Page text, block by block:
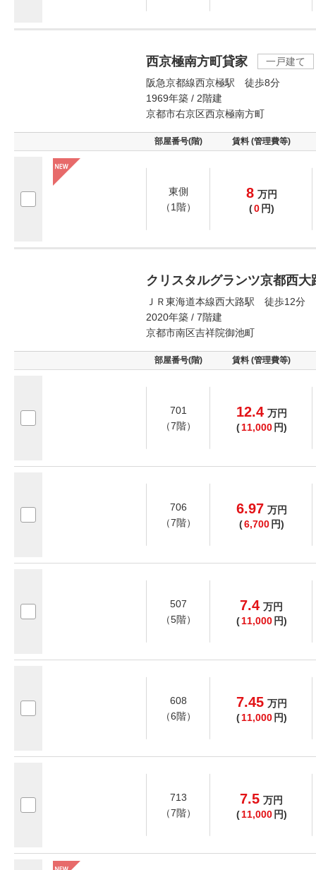
西京極南方町貸家
一戸建て
阪急京都線西京極駅 徒歩8分
1969年築 / 2階建
京都市右京区西京極南方町
部屋番号(階) 賃料 (管理費等)
東側
（1階）
8 万円
(0 円)
クリスタルグランツ京都西大
ＪＲ東海道本線西大路駅 徒歩12分
2020年築 / 7階建
京都市南区吉祥院御池町
部屋番号(階) 賃料 (管理費等)
701
（7階）
12.4 万円
( 11,000 円)
706
（7階）
6.97 万円
(6,700 円)
507
（5階）
7.4 万円
( 11,000 円)
608
（6階）
7.45 万円
( 11,000 円)
713
（7階）
7.5 万円
( 11,000 円)